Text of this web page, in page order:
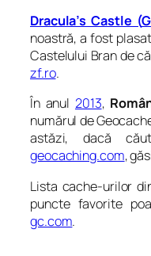
Dracula’s Castle (
noastră, a fost
Castelului Bran de
zf.ro.
În anul 2013,
numărul de
astăzi, dacă
geocaching.com,
Lista cache-urilor
puncte favorite
gc.com.